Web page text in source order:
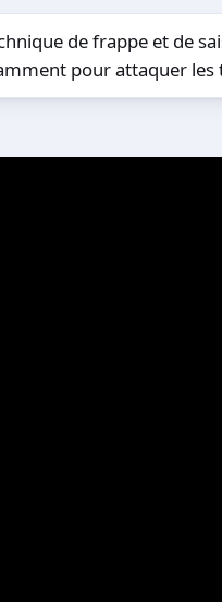
de frappe et de
pour attaquer les